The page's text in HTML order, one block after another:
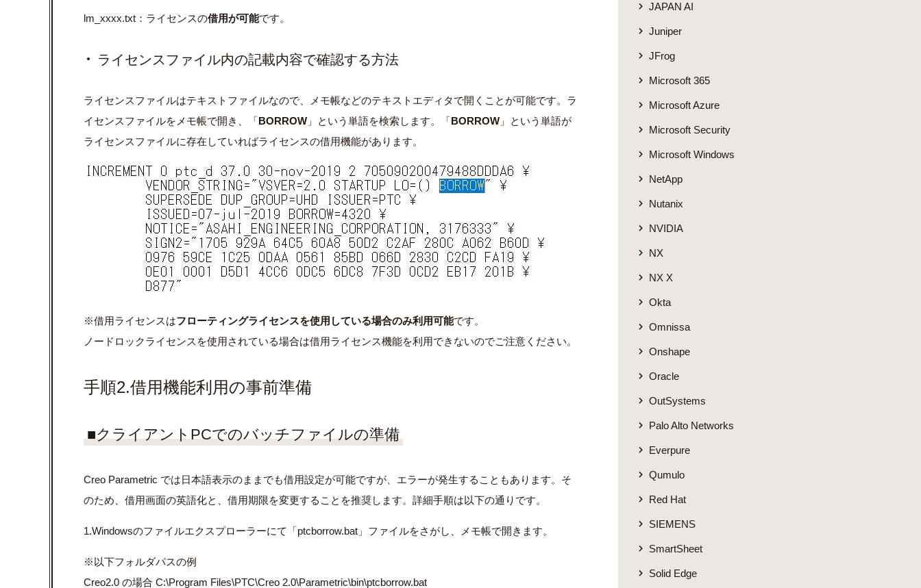
lm_xxxx.txt：ライセンスの借用が可能です。
ライセンスファイル内の記載内容で確認する方法
ライセンスファイルはテキストファイルなので、メモ帳などのテキストエディタで開くことが可能です。ラ
イセンスファイルをメモ帳で開き、「BORROW 」という単語を検索します。「BORROW 」という単語が
ライセンスファイルに存在していればライセンスの借⽤機能があります。
※借用ライセンスはフローティングライセンスを使用している場合のみ利用可能です。
ノードロックライセンスを使用されている場合は借用ライセンス機能を利用できないのでご注意ください。
手順2.借用機能利用の事前準備
■クライアントPCでのバッチファイルの準備
Creo Parametric では⽇本語表⽰のままでも借⽤設定が可能ですが、エラーが発生することもあります。そ
のため、借⽤画⾯の英語化と、借⽤期限を変更することを推奨します。詳細手順は以下の通りです。
1.Windowsのファイルエクスプローラーにて「ptcborrow.bat」ファイルをさがし、メモ帳で開きます。
※以下フォルダパスの例
Creo2.0 の場合 C:\Program Files\PTC\Creo 2.0\Parametric\bin\ptcborrow.bat
JAPAN AI
Juniper
JFrog
Microsoft 365
Microsoft Azure
Microsoft Security
Microsoft Windows
NetApp
Nutanix
NVIDIA
NX
NX X
Okta
Omnissa
Onshape
Oracle
OutSystems
Palo Alto Networks
Everpure
Qumulo
Red Hat
SIEMENS
SmartSheet
Solid Edge